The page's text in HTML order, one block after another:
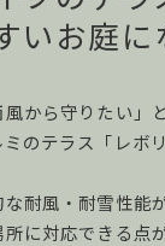
いお庭に
風から守りたい」
のテラス「レボ
耐風・耐雪性能
に対応できる点